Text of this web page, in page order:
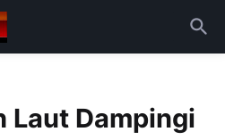
Laut Dampingi